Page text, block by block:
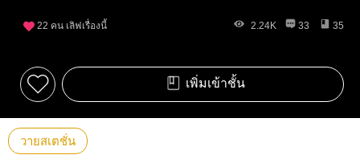
22 คน เลิฟเรื่องนี้ 2.24K 33 35
เพิ่มเข้าชั้น
วายสเตชั่น